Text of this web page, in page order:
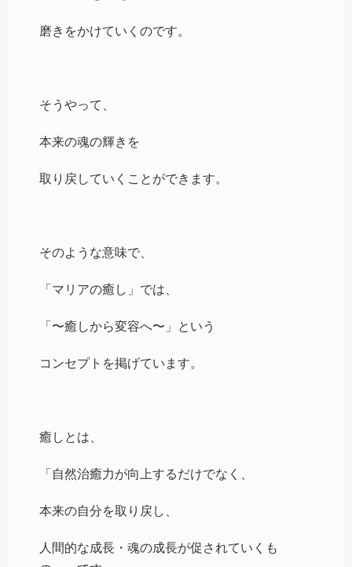
磨きをかけていくのです。
そうやって、
本来の魂の輝きを
取り戻していくことができます。
そのような意味で、
「マリアの癒し」では、
「〜癒しから変容へ〜」という
コンセプトを掲げています。
癒しとは、
「自然治癒力が向上するだけでなく、
本来の自分を取り戻し、
人間的な成長・魂の成長が促されていくも